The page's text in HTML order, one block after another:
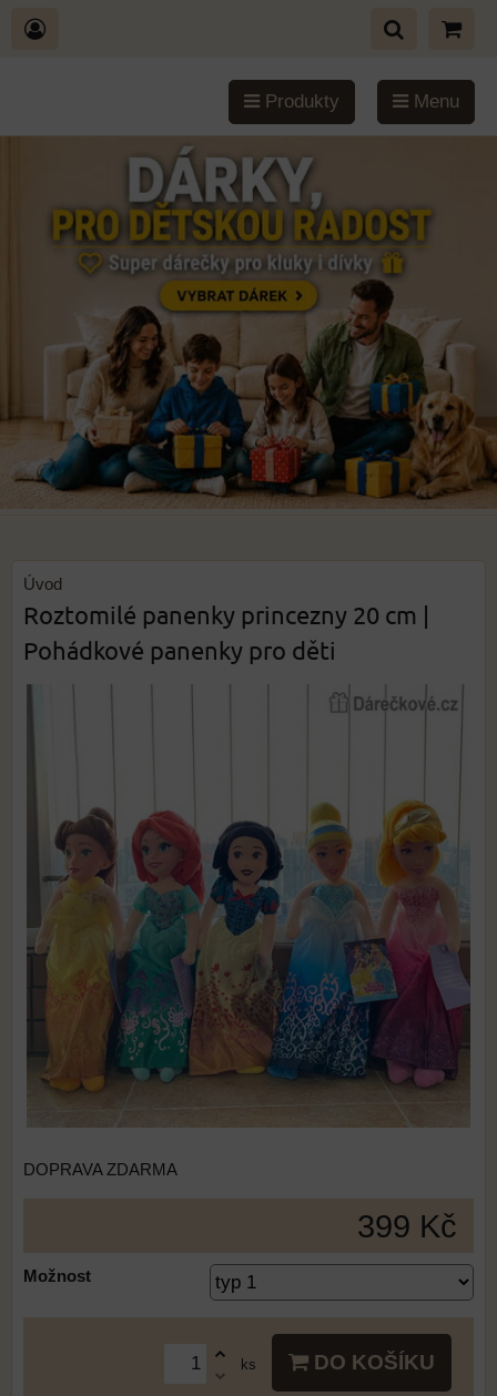
Produkty Menu
Úvod
Roztomilé panenky princezny 20 cm |
Pohádkové panenky pro děti
DOPRAVA ZDARMA
399 Kč
Možnost
ks DO KOŠÍKU